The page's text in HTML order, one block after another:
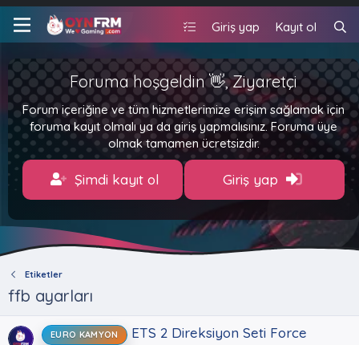
Giriş yap Kayıt ol
Foruma hoşgeldin 👋, Ziyaretçi
Forum içeriğine ve tüm hizmetlerimize erişim sağlamak için
foruma kayıt olmalı ya da giriş yapmalısınız. Foruma üye
olmak tamamen ücretsizdir.
Şimdi kayıt ol Giriş yap
Etiketler
ffb ayarları
EURO KAMYON
ETS 2 Direksiyon Seti Force